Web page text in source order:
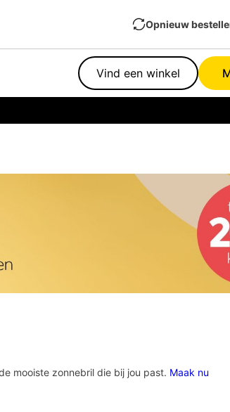
Opnieuw
Vind een winkel
mooiste zonnebril die bij jou past. Maak nu